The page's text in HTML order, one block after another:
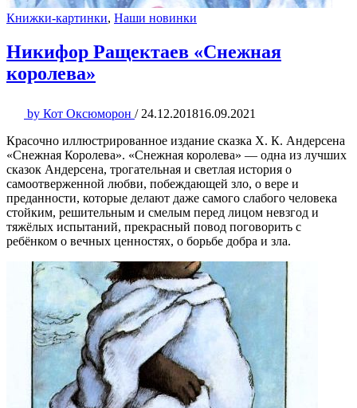
Книжки-картинки, Наши новинки
Никифор Ращектаев «Снежная
королева»
by Кот Оксюморон / 24.12.201816.09.2021
Красочно иллюстрированное издание сказка Х. К. Андерсена
«Снежная Королева». «Cнежная королева» — одна из лучших
сказок Андерсена, трогательная и светлая история о
самоотверженной любви, побеждающей зло, о вере и
преданности, которые делают даже самого слабого человека
стойким, решительным и смелым перед лицом невзгод и
тяжёлых испытаний, прекрасный повод поговорить с
ребёнком о вечных ценностях, о борьбе добра и зла.